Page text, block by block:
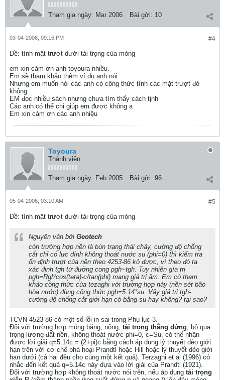
Tham gia ngày: Mar 2006 Bài gởi: 10
#4
03-04-2006, 09:16 PM
Ðề: tính mặt trượt dưới tải trọng của móng
em xin cám ơn anh toyoura nhiều.
Em sẽ tham khảo thêm ví dụ anh nói
Nhưng em muốn hỏi các anh có công thức tính các mặt trượt đó
khộng
EM đọc nhiều sách nhưng chưa tìm thấy cách tịnh
Các anh có thể chỉ giúp em được không ạ
Em xin cám ơn các anh nhiệu
Toyoura
Thành viên
Tham gia ngày: Feb 2005 Bài gởi: 96
#5
05-04-2006, 03:10 AM
Ðề: tính mặt trượt dưới tải trọng của móng
Nguyên văn bởi Geotech
còn trường hợp nền là bùn trạng thái chảy, cường độ chống
cắt chỉ có lực dính không thoát nước su (phi=0) thì kiểm tra
ổn định trượt của nền theo 4253-86 kô được, vì theo đó ta
xác định tgh từ đường cong pgh~tgh. Tuy nhiên gía trị
pgh=Rgh'cos(teta)-c/tan(phi) mang giá trị âm. Em có tham
khảo công thức của tezaghi với trường hợp này (nền sét bão
hòa nước) dùng công thức pgh=5.14*su. Vậy giá trị tgh-
cường độ chống cắt giới hạn có bằng su hay không? tại sao?
TCVN 4523-86 có một số lỗi in sai trong Phụ lục 3.
Đối với trường hợp móng băng, nông, tải trọng thẳng đứng, bỏ qua
trọng lượng đất nền, không thoát nước phi=0, c=Su, có thể nhận
được lời giải q=5.14c = (2+pi)c bằng cách áp dụng lý thuyết dẻo giới
hạn trên với cơ chế phá hoại Prandtl hoặc Hill hoặc lý thuyết dẻo giới
hạn dưới (cả hai đều cho cùng một kết quả). Terzaghi et al (1996) có
nhắc đến kết quả q=5.14c này dựa vào lời giải của Prandtl (1921).
Đối với trường hợp không thoát nước nói trên, nếu áp dụng tải trọng